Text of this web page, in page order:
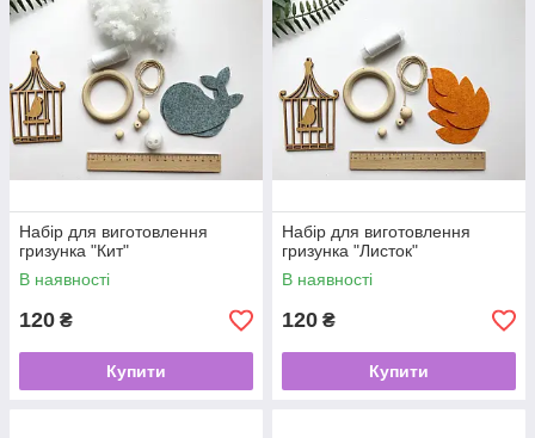
Набір для виготовлення
гризунка "Кит"
В наявності
120 ₴
Купити
Набір для виготовлення
гризунка "Листок"
В наявності
120 ₴
Купити